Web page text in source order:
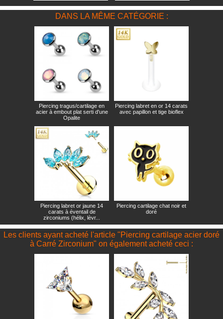
DANS LA MÊME CATÉGORIE :
Piercing tragus/cartilage en
acier à embout plat serti d'une
Opalite
Piercing labret en or 14 carats
avec papillon et tige bioflex
Piercing labret or jaune 14
carats à éventail de
zirconiums (hélix, lèvr...
Piercing cartilage chat noir et
doré
Les clients ayant acheté l'article "Piercing cartilage acier doré
à Carré Zirconium" on également acheté ceci :